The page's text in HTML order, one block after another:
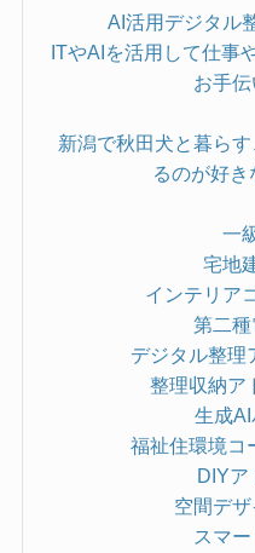
AI活用デジタル
ITやAIを活用して仕事
お手
新潟で秋田犬と暮ら
るのが好
一
宅地
インテリア
第二
デジタル整
整理収納ア
生成AI
福祉住環境コ
DIYア
空間デ
スマ